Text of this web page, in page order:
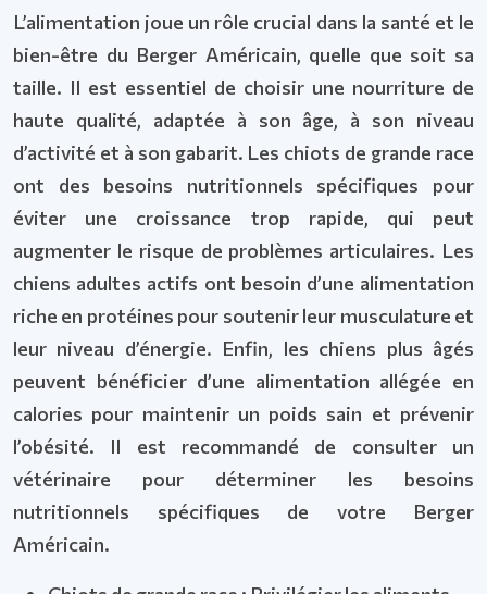
L’alimentation joue un rôle crucial dans la santé et le
bien-être du Berger Américain, quelle que soit sa
taille. Il est essentiel de choisir une nourriture de
haute qualité, adaptée à son âge, à son niveau
d’activité et à son gabarit. Les chiots de grande race
ont des besoins nutritionnels spécifiques pour
éviter une croissance trop rapide, qui peut
augmenter le risque de problèmes articulaires. Les
chiens adultes actifs ont besoin d’une alimentation
riche en protéines pour soutenir leur musculature et
leur niveau d’énergie. Enfin, les chiens plus âgés
peuvent bénéficier d’une alimentation allégée en
calories pour maintenir un poids sain et prévenir
l’obésité. Il est recommandé de consulter un
vétérinaire pour déterminer les besoins
nutritionnels spécifiques de votre Berger
Américain.